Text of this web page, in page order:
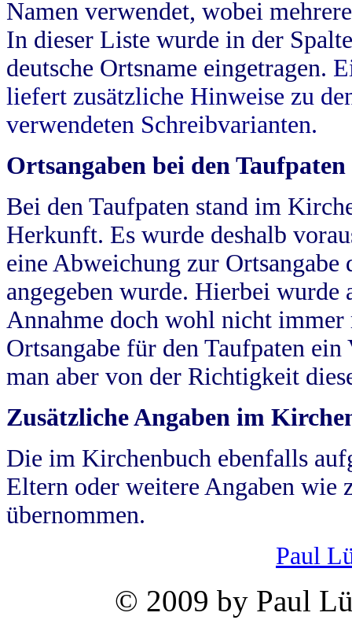
Namen verwendet, wobei
In dieser Liste wurde in der
deutsche Ortsname eingetragen.
liefert zusätzliche Hinweise zu
verwendeten Schreibvarianten.
Ortsangaben bei den Taufpaten
Bei den Taufpaten stand im
Herkunft. Es wurde deshalb
eine Abweichung zur
angegeben wurde. Hierbei wurde
Annahme doch wohl nicht
Ortsangabe für den Taufpaten
man aber von der Richtigkeit
Zusätzliche Angaben im
Die im Kirchenbuch ebenfalls
Eltern oder weitere Angaben wie
übernommen.
Paul
© 2009 by Paul